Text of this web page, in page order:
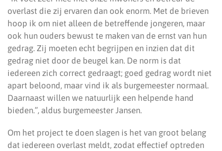
overlast die zij ervaren dan ook enorm. Met de brieven
hoop ik om niet alleen de betreffende jongeren, maar
ook hun ouders bewust te maken van de ernst van hun
gedrag. Zij moeten echt begrijpen en inzien dat dit
gedrag niet door de beugel kan. De norm is dat
iedereen zich correct gedraagt; goed gedrag wordt niet
apart beloond, maar vind ik als burgemeester normaal.
Daarnaast willen we natuurlijk een helpende hand
bieden.”, aldus burgemeester Jansen.
Om het project te doen slagen is het van groot belang
dat iedereen overlast meldt, zodat effectief optreden